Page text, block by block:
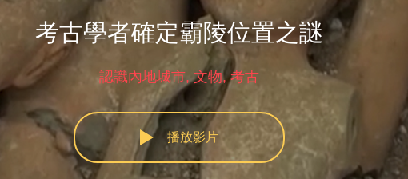
考古學者確定霸陵位置之謎
認識內地城市, 文物, 考古
播放影片